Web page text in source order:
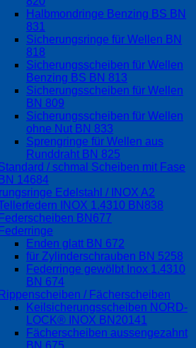
Halbmondringe Benzing BS BN
831
Sicherungsringe für Wellen BN
818
Sicherungsscheiben für Wellen
Benzing BS BN 813
Sicherungsscheiben für Wellen
BN 809
Sicherungsscheiben für Wellen
ohne Nut BN 833
Sprengringe für Wellen aus
Runddraht BN 825
/ schmal Scheiben mit Fase
BN 14684
Edelstahl / INOX A2
INOX 1.4310 BN838
Federscheiben BN677
Federringe
Enden glatt BN 672
für Zylinderschrauben BN 5258
Federringe gewölbt Inox 1.4310
BN 674
Rippenscheiben / Fächerscheiben
Keilsicherungsscheiben NORD-
LOCK® INOX BN20141
Fächerscheiben aussengezahnt